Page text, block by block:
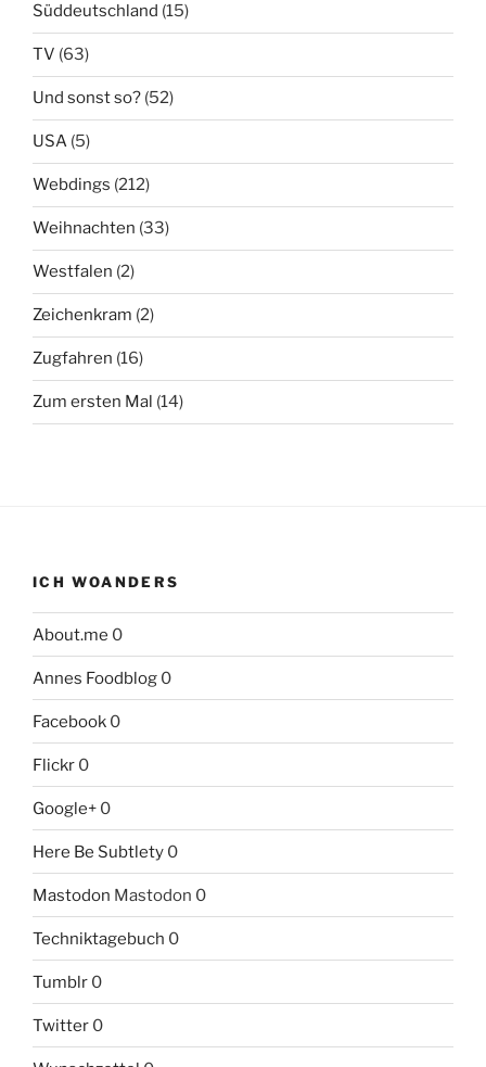
Süddeutschland (15)
TV (63)
Und sonst so? (52)
USA (5)
Webdings (212)
Weihnachten (33)
Westfalen (2)
Zeichenkram (2)
Zugfahren (16)
Zum ersten Mal (14)
ICH WOANDERS
About.me 0
Annes Foodblog 0
Facebook 0
Flickr 0
Google+ 0
Here Be Subtlety 0
Mastodon Mastodon 0
Techniktagebuch 0
Tumblr 0
Twitter 0